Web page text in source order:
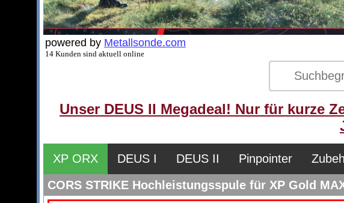
powered by Metallsonde.com
14 Kunden sind aktuell online
Unser DEUS II Megadeal! Nur für kurze
XP ORX DEUS I DEUS II Pinpointer
CORS STRIKE Hochleistungsspule für XP Gold